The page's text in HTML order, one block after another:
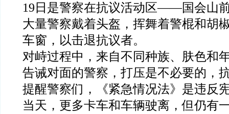
19 日是警察在抗议活动区——国会山
大量警察戴着头盔，挥舞着警棍和胡
车窗，以击退抗议者。
对峙过程中，来自不同种族、肤色和
告诫对面的警察，打压是不必要的，
提醒警察们，《紧急情况法》是违反
当天，更多卡车和车辆驶离，但仍有